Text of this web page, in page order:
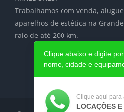
Trabalhamos com venda,
aparelhos de estética na
raio de até 200 km.
Clique abaixo e digite
nome, cidade e
Clique aqui para
LOCAÇÕES